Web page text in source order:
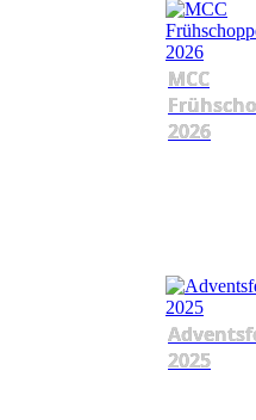
MCC
2026
2025